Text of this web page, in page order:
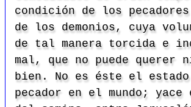
condición de los
de los demonios, cuya
de tal manera torcida e
mal, que no puede querer
bien. No es éste el
pecador en el mundo; yace